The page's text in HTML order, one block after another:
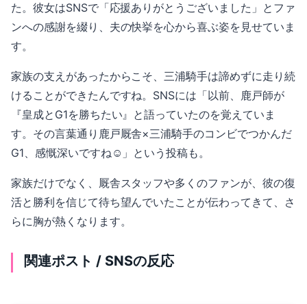
た。彼女はSNSで「応援ありがとうございました」とファ
ンへの感謝を綴り、夫の快挙を心から喜ぶ姿を見せていま
す。
家族の支えがあったからこそ、三浦騎手は諦めずに走り続
けることができたんですね。SNSには「以前、鹿戸師が
『皇成とG1を勝ちたい』と語っていたのを覚えていま
す。その言葉通り鹿戸厩舎×三浦騎手のコンビでつかんだ
G1、感慨深いですね☺️」という投稿も。
家族だけでなく、厩舎スタッフや多くのファンが、彼の復
活と勝利を信じて待ち望んでいたことが伝わってきて、さ
らに胸が熱くなります。
関連ポスト / SNSの反応